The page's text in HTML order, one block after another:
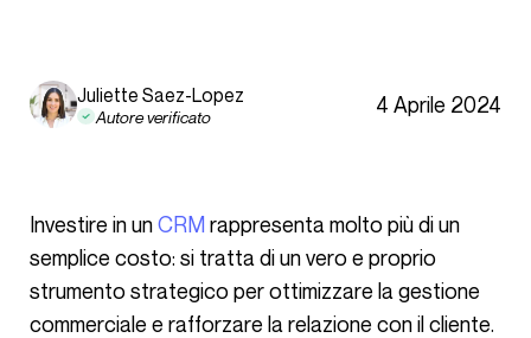
Juliette Saez-Lopez
Autore verificato 4 Aprile 2024
Investire in unCRM rappresenta molto più di un
semplice costo: si tratta di un vero e proprio
strumento strategico per ottimizzare la gestione
commerciale e rafforzare la relazione con il cliente.